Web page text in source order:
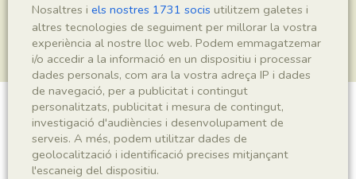
Actinopterygii indet.
Nosaltres i els nostres 1731 socis utilitzem galetes i
altres tecnologies de seguiment per millorar la vostra
experiència al nostre lloc web. Podem emmagatzemar
i/o accedir a la informació en un dispositiu i processar
dades personals, com ara la vostra adreça IP i dades
de navegació, per a publicitat i contingut
personalitzats, publicitat i mesura de contingut,
investigació d'audiències i desenvolupament de
serveis. A més, podem utilitzar dades de
geolocalització i identificació precises mitjançant
l'escaneig del dispositiu.